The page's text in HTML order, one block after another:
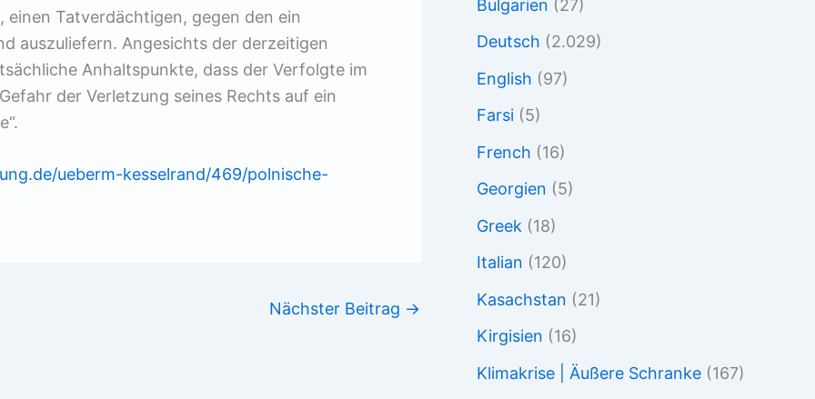
Tatverdächtigen, gegen den ein
auszuliefern. Angesichts der derzeitigen
Anhaltspunkte, dass der Verfolgte im
der Verletzung seines Rechts auf ein
ueberm-kesselrand/469/polnische-
Nächster Beitrag →
Bulgarien (27)
Deutsch (2.029)
English (97)
Farsi (5)
French (16)
Georgien (5)
Greek (18)
Italian (120)
Kasachstan (21)
Kirgisien (16)
Klimakrise | Äußere Schranke (167)